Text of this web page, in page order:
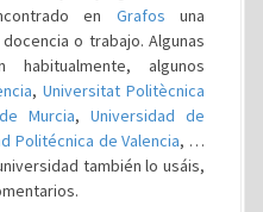
en Grafos una
o trabajo. Algunas
algunos
, Universitat Politècnica
Murcia, Universidad de
Politécnica de Valencia, …
también lo usáis,